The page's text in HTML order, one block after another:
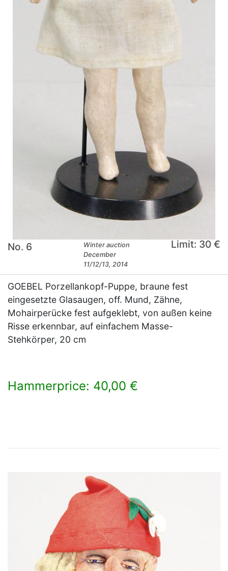
No. 6
Winter auction
December
11/12/13, 2014
Limit: 30 €
GOEBEL Porzellankopf-Puppe, braune fest
eingesetzte Glasaugen, off. Mund, Zähne,
Mohairperücke fest aufgeklebt, von außen keine
Risse erkennbar, auf einfachem Masse-
Stehkörper, 20 cm
Hammerprice: 40,00 €